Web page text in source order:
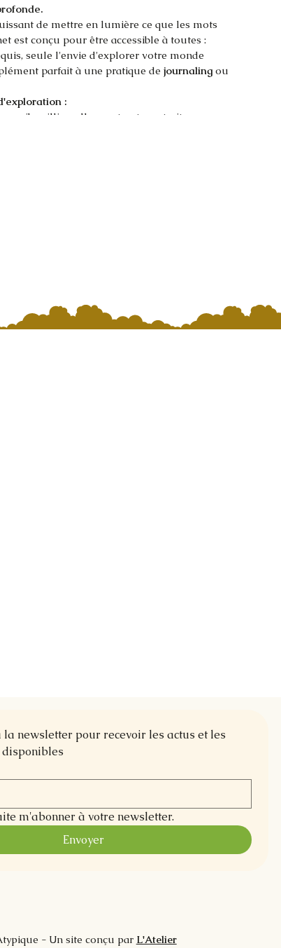
de mettre en lumière ce que les mots
est conçu pour être accessible à toutes :
seule l'envie d'explorer votre monde
parfait à une pratique de journaling ou
:
gribouillis, collages et autoportraits
la newsletter pour recevoir les actus et les
m'abonner à votre newsletter.
Envoyer
- Un site conçu par L'Atelier